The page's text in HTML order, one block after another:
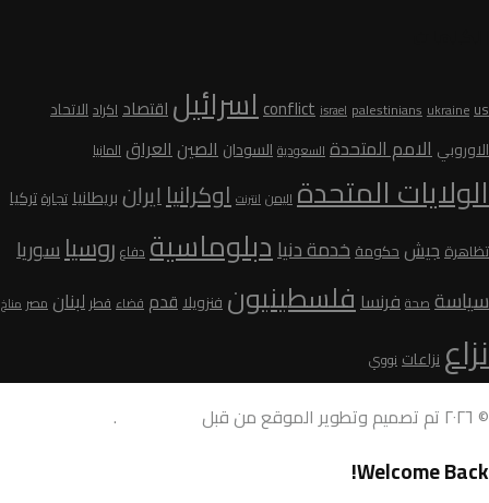
conflict israel palestiniansukraineus اسرائيلاقتصاداكرادالاتحاد
الاوروبي الامم المتحدةالسعوديةالسودانالصينالعراق المانيا
الولايات المتحدةاليمن انترنت اوكرانياايرانبريطانياتجارةتركيا
تظاهرة جيش حكومةخدمة دنيادبلوماسيةدفاع روسياسوريا
سياسة صحةفرنسافلسطينيون فنزويلاقدم قضاءقطرلبنان مصر مناخ
نزاعنزاعاتنووي
© ٢٠٢٦ تم تصميم وتطوير الموقع من قبل .
Welcome Back!